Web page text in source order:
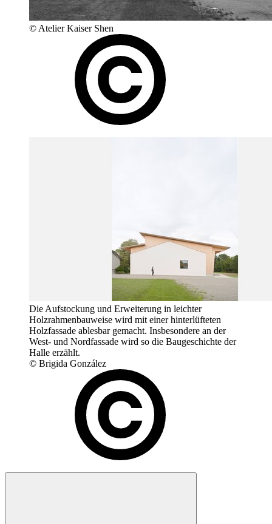
© Atelier Kaiser Shen
Die Aufstockung und Erweiterung in leichter
Holzrahmenbauweise wird mit einer hinterlüfteten
Holzfassade ablesbar gemacht. Insbesondere an der
West- und Nordfassade wird so die Baugeschichte der
Halle erzählt.
© Brigida González